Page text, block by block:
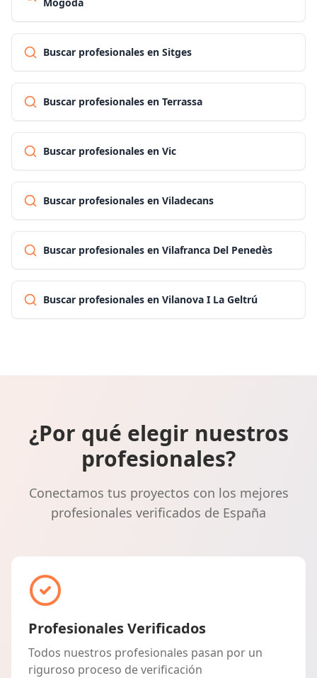
Buscar profesionales en Sitges
Buscar profesionales en Terrassa
Buscar profesionales en Vic
Buscar profesionales en Viladecans
Buscar profesionales en Vilafranca Del Penedès
Buscar profesionales en Vilanova I La Geltrú
¿Por qué elegir nuestros
profesionales?
Conectamos tus proyectos con los mejores
profesionales verificados de España
Profesionales Verificados
Todos nuestros profesionales pasan por un
riguroso proceso de verificación